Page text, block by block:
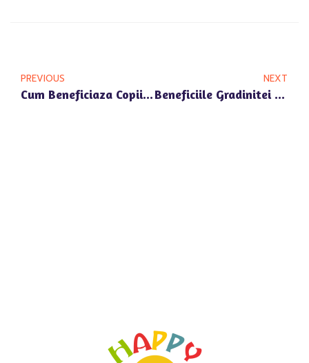
PREVIOUS
Cum Beneficiaza Copiii De Educatie Timpurie In Gradinita Privata Andronache
NEXT
Beneficiile Gradinitei Private Pipera Nord Pentru Dezvoltarea Sociala A Copiilor